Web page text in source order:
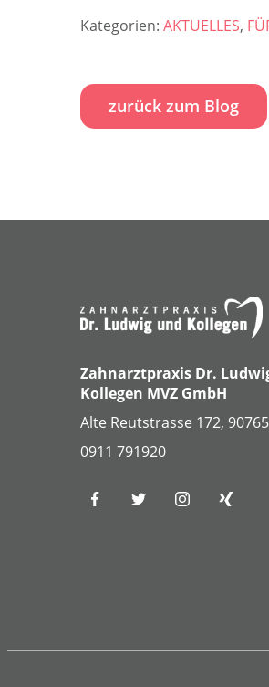
Kategorien: AKTUELLES,
zurück zum Blog
Zahnarztpraxis Dr.
Kollegen MVZ GmbH
Alte Reutstrasse 172,
0911 791920